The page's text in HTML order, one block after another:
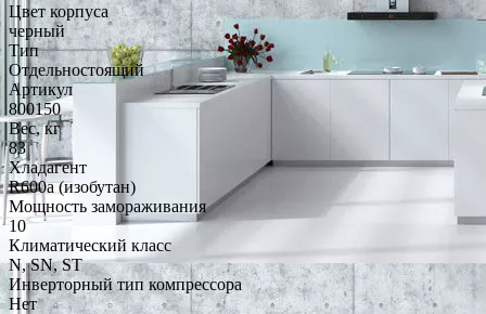
Цвет корпуса
черный
Тип
Отдельностоящий
Артикул
800150
Вес, кг
83
Хладагент
R600a (изобутан)
Мощность замораживания
10
Климатический класс
N, SN, ST
Инверторный тип компрессора
Нет